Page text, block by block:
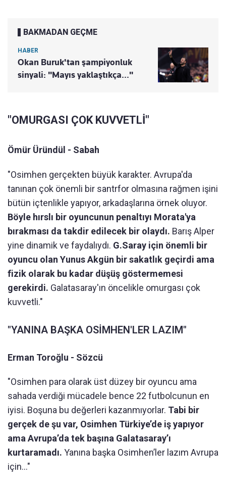
BAKMADAN GEÇME
HABER
Okan Buruk'tan şampiyonluk
sinyali: "Mayıs yaklaştıkça..."
"OMURGASI ÇOK KUVVETLİ"
Ömür Üründül - Sabah
"Osimhen gerçekten büyük karakter. Avrupa'da
tanınan çok önemli bir santrfor olmasına rağmen işini
bütün içtenlikle yapıyor, arkadaşlarına örnek oluyor.
Böyle hırslı bir oyuncunun penaltıyı Morata'ya
bırakması da takdir edilecek bir olaydı. Barış Alper
yine dinamik ve faydalıydı. G.Saray için önemli bir
oyuncu olan Yunus Akgün bir sakatlık geçirdi ama
fizik olarak bu kadar düşüş göstermemesi
gerekirdi. Galatasaray'ın öncelikle omurgası çok
kuvvetli."
"YANINA BAŞKA OSİMHEN'LER LAZIM"
Erman Toroğlu - Sözcü
"Osimhen para olarak üst düzey bir oyuncu ama
sahada verdiği mücadele bence 22 futbolcunun en
iyisi. Boşuna bu değerleri kazanmıyorlar. Tabi bir
gerçek de şu var, Osimhen Türkiye’de iş yapıyor
ama Avrupa’da tek başına Galatasaray’ı
kurtaramadı. Yanına başka Osimhen’ler lazım Avrupa
için..."